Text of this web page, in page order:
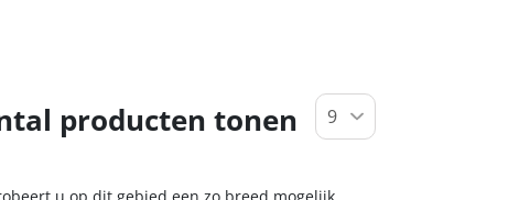
producten tonen